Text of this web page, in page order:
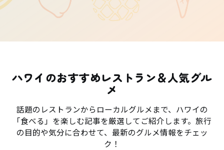
ハワイのおすすめレストラン＆人気グル
メ
話題のレストランからローカルグルメまで、ハワイの
「食べる」を楽しむ記事を厳選してご紹介します。旅行
の目的や気分に合わせて、最新のグルメ情報をチェッ
ク！